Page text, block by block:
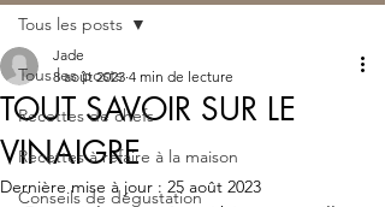
Tous les posts
Recettes de chefs
Recettes à refaire à la maison
Conseils de dégustation
Tous les posts
TOUT SAVOIR SUR LE
VINAIGRE
Jade
8 août 2023 4 min de lecture
Dernière mise à jour : 25 août 2023